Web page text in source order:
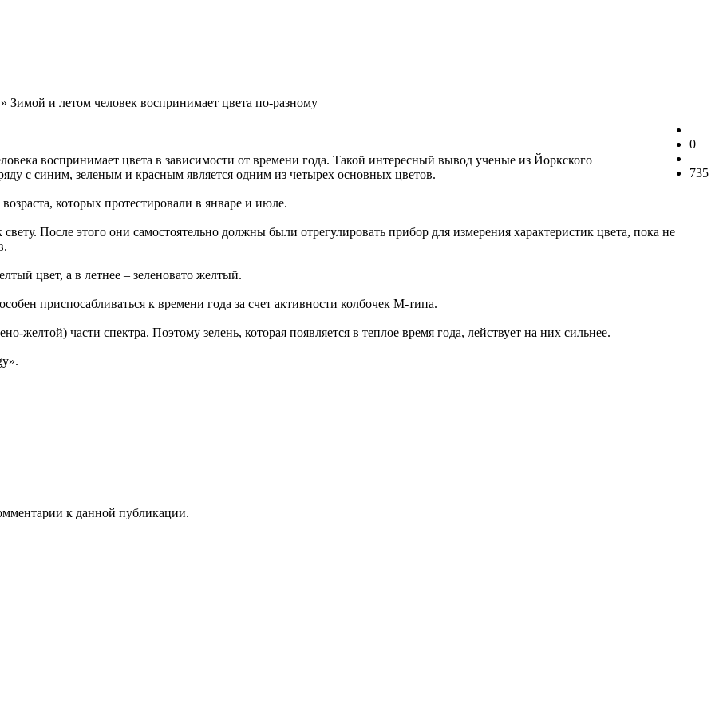
Зимой и летом человек воспринимает цвета по-разному
0
735
воспринимает цвета в зависимости от времени года. Такой интересный вывод ученые из Йоркского
с синим, зеленым и красным является одним из четырех основных цветов.
которых протестировали в январе и июле.
После этого они самостоятельно должны были отрегулировать прибор для измерения характеристик цвета, пока не
цвет, а в летнее – зеленовато желтый.
приспосабливаться к времени года за счет активности колбочек М-типа.
желтой) части спектра. Поэтому зелень, которая появляется в теплое время года, лействует на них сильнее.
к данной публикации.